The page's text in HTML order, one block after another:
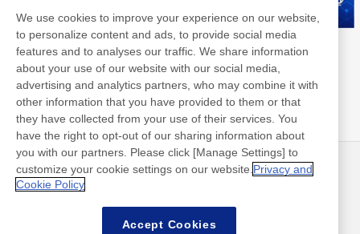
Nitto Group Integrated Report Nitto Library
뉴스
연락처
FAQ
We use cookies to improve your experience on our website,
to personalize content and ads, to provide social media
features and to analyses our traffic. We share information
about your use of our website with our social media,
advertising and analytics partners, who may combine it with
other information that you have provided to them or that
they have collected from your use of their services. You
have the right to opt-out of our sharing information about
you with our partners. Please click [Manage Settings] to
customize your cookie settings on our website. Privacy and
Cookie Policy
Accept Cookies